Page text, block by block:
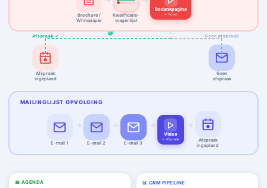
Brochure /
Whitepaper
Kwalificatie-
vragenlijst
Bedankpagina
+ video
Afspraak ✓ Geen afspraak
Afspraak
ingepland
Geen
afspraak
MAILINGLIJST OPVOLGING
E-mail 1
→
E-mail 2
→
E-mail 3
→
Video
+ afspraak
→
Afspraak
ingepland
📅 AGENDA 📊 CRM PIPELINE